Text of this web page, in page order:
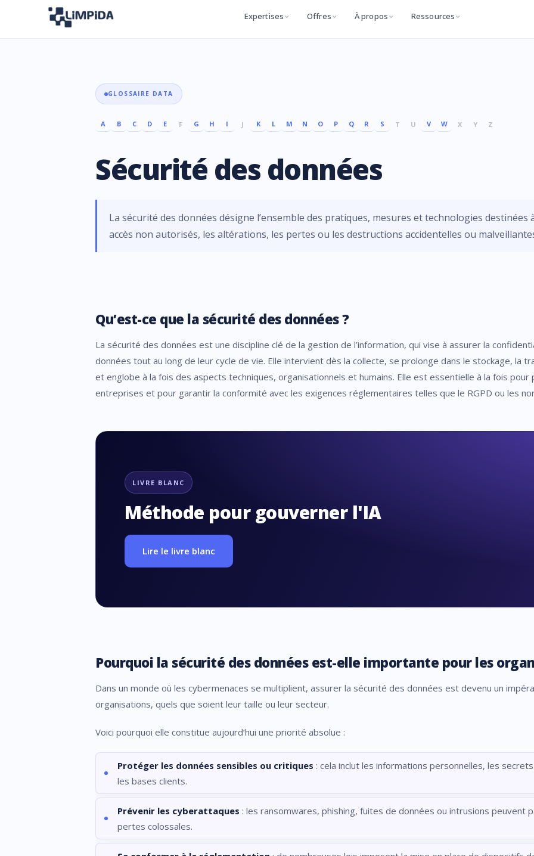
Expertises Offres À propos Ressources
GLOSSAIRE DATA
A B C D E F G H I J K L M N O P Q R S T U V W X Y Z
Sécurité des données
La sécurité des données désigne l’ensemble des pratiques, mesures et technologies
accès non autorisés, les altérations, les pertes ou les destructions accidentelles ou
Qu’est-ce que la sécurité des données ?
La sécurité des données est une discipline clé de la gestion de l’information, qui vise à assurer la
données tout au long de leur cycle de vie. Elle intervient dès la collecte, se prolonge dans le stockage, la
et englobe à la fois des aspects techniques, organisationnels et humains. Elle est essentielle à la fois
entreprises et pour garantir la conformité avec les exigences réglementaires telles que le RGPD ou les
LIVRE BLANC
Méthode pour gouverner l'IA
Lire le livre blanc
Pourquoi la sécurité des données est-elle importante pour les
Dans un monde où les cybermenaces se multiplient, assurer la sécurité des données est devenu un
organisations, quels que soient leur taille ou leur secteur.
Voici pourquoi elle constitue aujourd’hui une priorité absolue :
Protéger les données sensibles ou critiques : cela inclut les informations personnelles, les
les bases clients.
Prévenir les cyberattaques : les ransomwares, phishing, fuites de données ou intrusions peuvent
pertes colossales.